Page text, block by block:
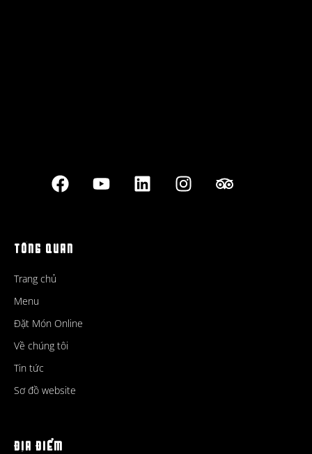
TỔNG QUAN
Trang chủ
Menu
Đặt Món Online
Về chúng tôi
Tin tức
Sơ đồ website
ĐỊA ĐIỂM